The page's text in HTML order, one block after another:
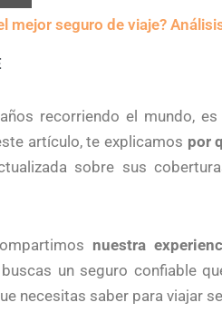
mejor seguro de viaje?
recorriendo el mundo,
artículo, te explicamos por
sobre sus
nuestra
un seguro confiable
necesitas saber para viajar